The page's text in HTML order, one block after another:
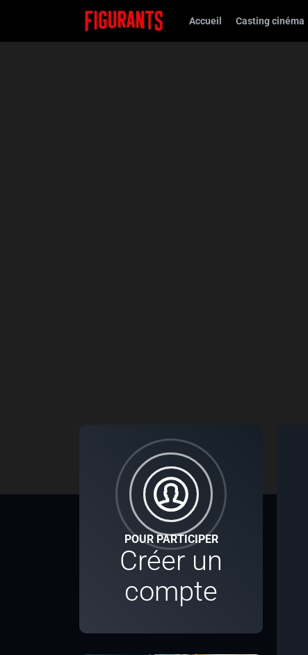
Accueil Casting cinéma
POUR PARTICIPER
Créer un
compte